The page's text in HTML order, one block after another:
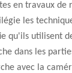
en travaux de
les
qu'ils utilisent
dans les
avec la